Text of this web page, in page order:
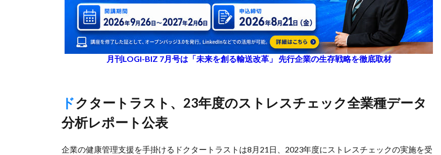
月刊LOGI-BIZ 7月号は「未来を創る輸送改革」 先行企業の生存戦略を徹底取材
ドクタートラスト、23年度のストレスチェック全業種データ
分析レポート公表
企業の健康管理支援を手掛けるドクタートラストは8月21日、2023年度にストレスチェックの実施を受